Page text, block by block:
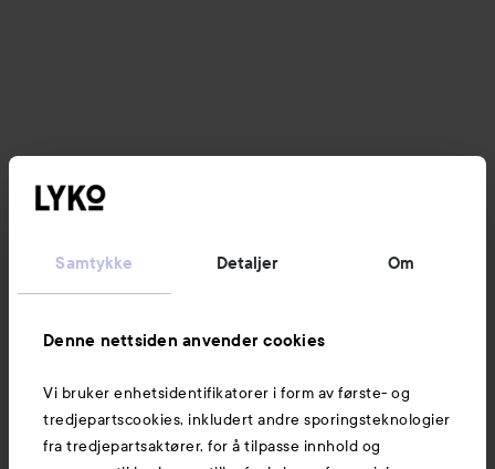
Samtykke Detaljer Om
Denne nettsiden anvender cookies
Vi bruker enhetsidentifikatorer i form av første- og
tredjepartscookies, inkludert andre sporingsteknologier
fra tredjepartsaktører, for å tilpasse innhold og